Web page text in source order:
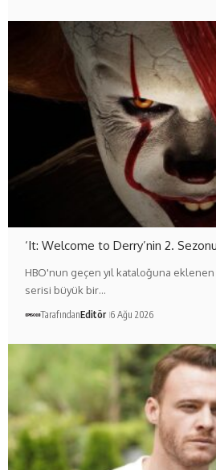
‘It: Welcome to Derry’nin 2.
HBO'nun geçen yıl kataloğuna
serisi büyük bir…
TarafındanEditör 6 Ağu 2026